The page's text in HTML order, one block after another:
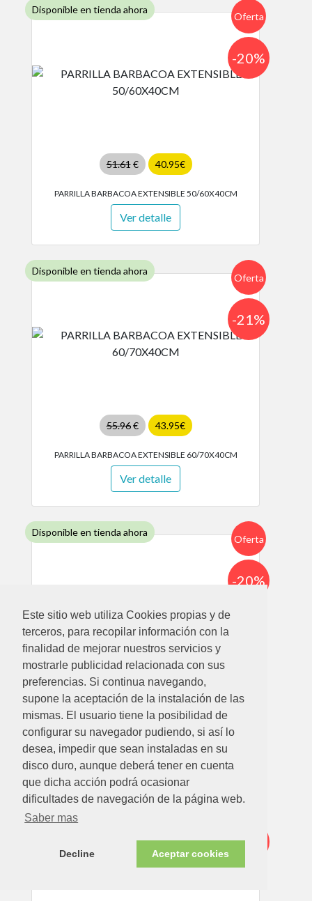
Este sitio web utiliza Cookies propias y de
terceros, para recopilar información con la
finalidad de mejorar nuestros servicios y
mostrarle publicidad relacionada con sus
preferencias. Si continua navegando,
supone la aceptación de la instalación de las
mismas. El usuario tiene la posibilidad de
configurar su navegador pudiendo, si así lo
desea, impedir que sean instaladas en su
disco duro, aunque deberá tener en cuenta
que dicha acción podrá ocasionar
dificultades de navegación de la página web.
Saber mas
Decline Aceptar cookies
Disponible en tienda ahora
Oferta
51.61€ 40.95€
-20%
PARRILLA BARBACOA EXTENSIBLE 50/60X40CM
Ver detalle
Disponible en tienda ahora
Oferta
55.96€ 43.95€
-21%
PARRILLA BARBACOA EXTENSIBLE 60/70X40CM
Ver detalle
Disponible en tienda ahora
Oferta
62.62€ 49.95€
-20%
PARRILLA BARBACOA EXTENSIBLE 70/80X40CM
Ver detalle
Disponible en tienda ahora
Oferta
-30%